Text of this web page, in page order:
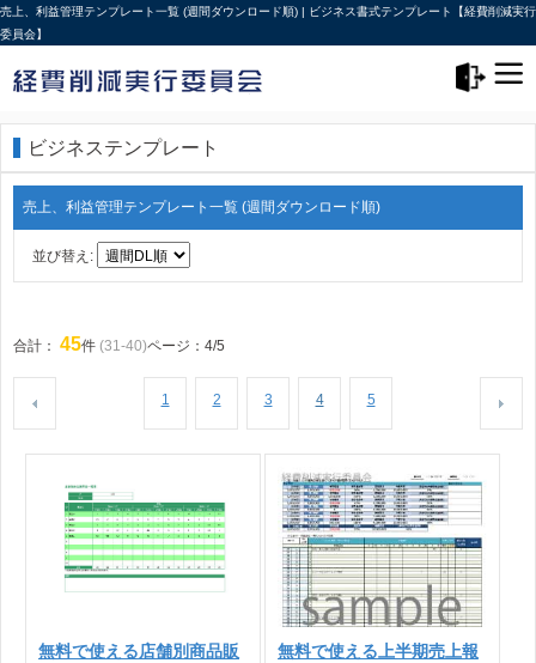
売上、利益管理テンプレート一覧 (週間ダウンロード順) | ビジネス書式テンプレート【経費削減実行
委員会】
ビジネステンプレート
売上、利益管理テンプレート一覧 (週間ダウンロード順)
並び替え:
合計： 45件 (31-40)ページ：4/5
1 2 3 4 5
無料で使える店舗別商品販
無料で使える上半期売上報